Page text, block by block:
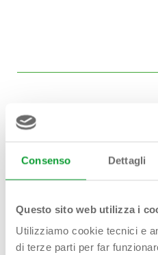
Consenso Dettagli
Questo sito web utilizza i
Utilizziamo cookie tecnici e
di terze parti per far
Hai